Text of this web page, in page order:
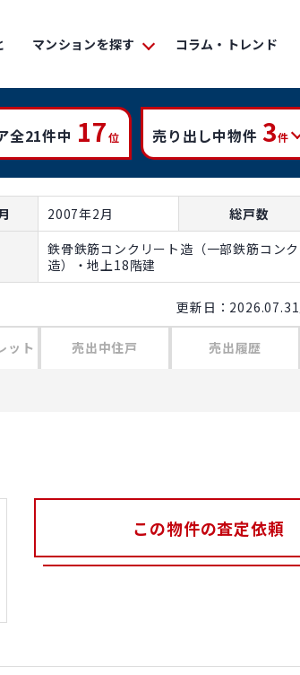
マンションを探す コラム・トレンド
全21件中 17位 売り出し中物件 3件
2007年2月 総戸数
鉄骨鉄筋コンクリート造（一部鉄筋コン
造）・地上18階建
更新日：
ット 売出中住戸 売出履歴
この物件の査定依頼